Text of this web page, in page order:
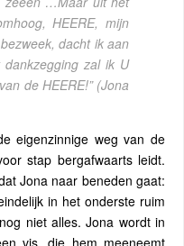
HEERE, mijn
dacht ik aan
zal ik U
de HEERE!”(Jona
eigenzinnige weg van de
stap bergafwaarts leidt.
Jona naar beneden gaat:
in het onderste ruim
niet alles. Jona wordt in
vis, die hem meeneemt